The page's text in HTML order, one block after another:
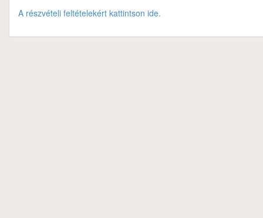
A részvételi feltételekért kattintson ide.